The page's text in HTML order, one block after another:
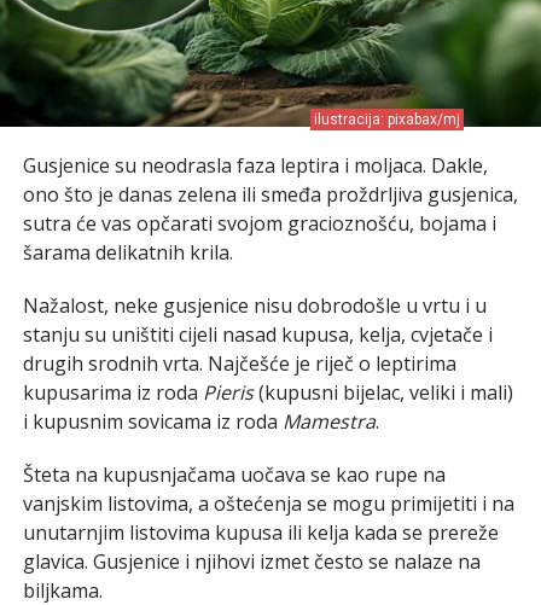
ilustracija: pixabax/mj
Gusjenice su neodrasla faza leptira i moljaca. Dakle,
ono što je danas zelena ili smeđa proždrljiva gusjenica,
sutra će vas opčarati svojom gracioznošću, bojama i
šarama delikatnih krila.
Nažalost, neke gusjenice nisu dobrodošle u vrtu i u
stanju su uništiti cijeli nasad kupusa, kelja, cvjetače i
drugih srodnih vrta. Najčešće je riječ o leptirima
kupusarima iz roda Pieris(kupusni bijelac, veliki i mali)
i kupusnim sovicama iz roda Mamestra.
Šteta na kupusnjačama uočava se kao rupe na
vanjskim listovima, a oštećenja se mogu primijetiti i na
unutarnjim listovima kupusa ili kelja kada se prereže
glavica. Gusjenice i njihovi izmet često se nalaze na
biljkama.